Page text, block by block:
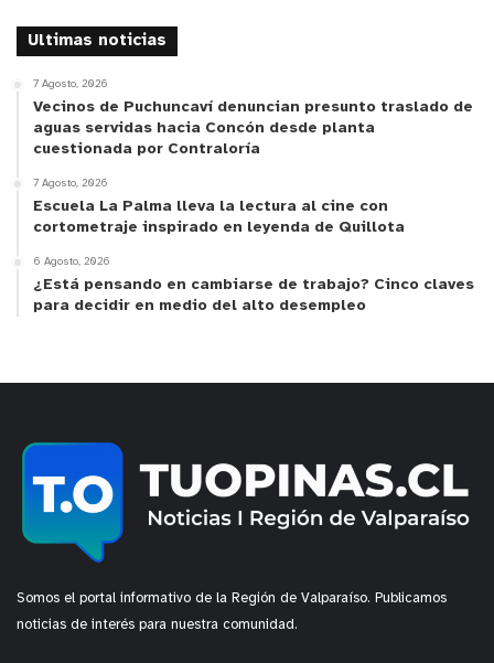
Tarapacá 15
Antofagasta
15 7
Valparaíso 16 5
Poniente
Ñuble
Biobío 17 0
La
Los Ríos 15 1
Ultimas noticias
7 Agosto, 2026
Vecinos de Puchuncaví denuncian presunto traslado de
aguas servidas hacia Concón desde planta
cuestionada por Contraloría
7 Agosto, 2026
Escuela La Palma lleva la lectura al cine con
cortometraje inspirado en leyenda de Quillota
6 Agosto, 2026
¿Está pensando en cambiarse de trabajo? Cinco claves
para decidir en medio del alto desempleo
Somos el portal informativo de la Región de Valparaíso. Publicamos
noticias de interés para nuestra comunidad.